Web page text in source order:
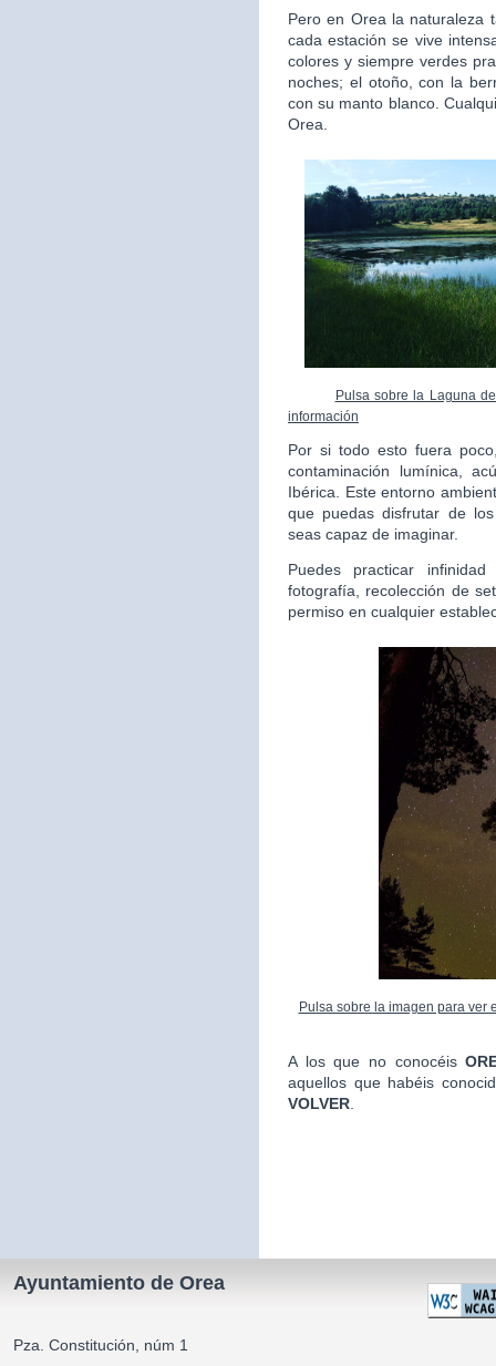
Pero en Orea la naturaleza
cada estación se vive
colores y siempre verdes
noches; el otoño, con la
con su manto blanco.
Orea.
Pulsa sobre la Laguna
información
Por si todo esto fuera
contaminación lumínica,
Ibérica. Este entorno
que puedas disfrutar de
seas capaz de imaginar.
Puedes practicar
fotografía, recolección de
permiso en cualquier
Pulsa sobre la imagen para ver
A los que no conocéis
aquellos que habéis
VOLVER
Ayuntamiento de Orea
Pza. Constitución, núm 1